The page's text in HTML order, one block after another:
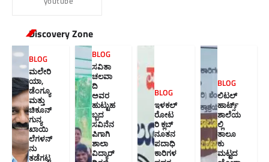
Discovery Zone
BLOG
ಮಲೇರಿ
ಯಾ,
ಡೆಂಗ್ಯೂ
ಮತ್ತು
ಚಿಕೂನ್
ಗುನ್ಯ
ಖಾಯಿ
ಲೆಗಳನ್
ನು
ತಡೆಗಟ್ಟ
BLOG
ಸವಿತಾ
ಚಲವಾ
ದಿ
ಅವರ
ಹುಟ್ಟುಹ
ಬ್ಬದ
ಸವಿನೆನ
ಪಿಗಾಗಿ
ಶಾಲಾ
ವಿದ್ಯಾರ್
BLOG
ಇಳಕಲ್
ರೋಟ
ರಿ ಕ್ಲಬ್
ನೂತನ‌
ಪದಾಧಿ
ಕಾರಿಗಳ
BLOG
ಲಿಟಲ್
ಹಾರ್ಟ್ಸ್
ಶಾಲೆಯ
ಲ್ಲಿ
ತಾಲೂ
ಕು
ಮಟ್ಟದ